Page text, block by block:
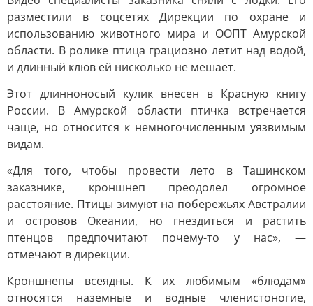
разместили в соцсетях Дирекции по охране и
использованию животного мира и ООПТ Амурской
области. В ролике птица грациозно летит над водой,
и длинный клюв ей нисколько не мешает.
Этот длинноносый кулик внесен в Красную книгу
России. В Амурской области птичка встречается
чаще, но относится к немногочисленным уязвимым
видам.
«Для того, чтобы провести лето в Ташинском
заказнике, кроншнеп преодолел огромное
расстояние. Птицы зимуют на побережьях Австралии
и островов Океании, но гнездиться и растить
птенцов предпочитают почему-то у нас», —
отмечают в дирекции.
Кроншнепы всеядны. К их любимым «блюдам»
относятся наземные и водные членистоногие,